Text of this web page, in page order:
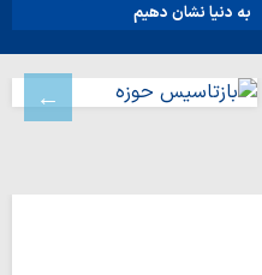
به دنیا نشان دهیم